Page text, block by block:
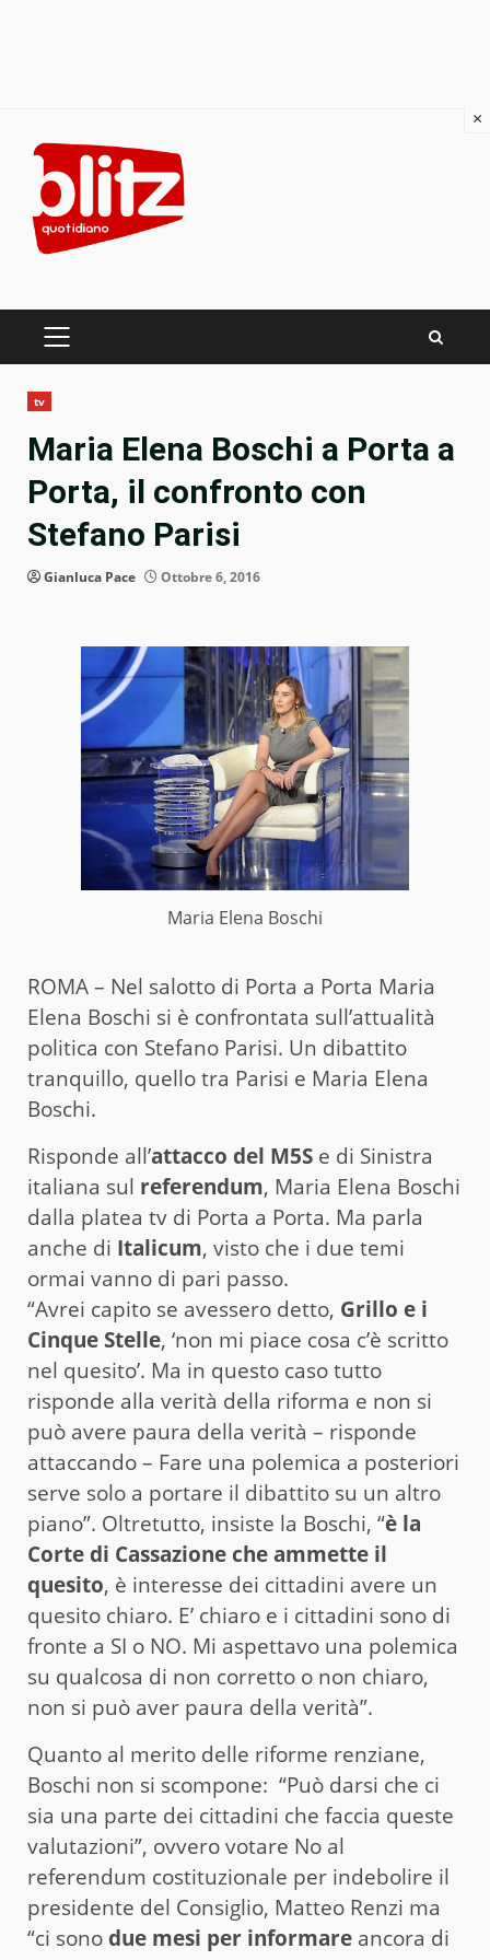
content
PRIMARY
tv
Maria Elena Boschi a Porta a
Porta, il confronto con
Stefano Parisi
Gianluca Pace Ottobre 6, 2016
Maria Elena Boschi
ROMA – Nel salotto di Porta a Porta Maria
Elena Boschi si è confrontata sull’attualità
politica con Stefano Parisi. Un dibattito
tranquillo, quello tra Parisi e Maria Elena
Boschi.
Risponde all’attacco del M5S e di Sinistra
italiana sul referendum, Maria Elena Boschi
dalla platea tv di Porta a Porta. Ma parla
anche di Italicum, visto che i due temi
ormai vanno di pari passo.
“Avrei capito se avessero detto, Grillo e i
Cinque Stelle, ‘non mi piace cosa c’è scritto
nel quesito’. Ma in questo caso tutto
risponde alla verità della riforma e non si
può avere paura della verità – risponde
attaccando – Fare una polemica a posteriori
serve solo a portare il dibattito su un altro
piano”. Oltretutto, insiste la Boschi, “è la
Corte di Cassazione che ammette il
quesito, è interesse dei cittadini avere un
quesito chiaro. E’ chiaro e i cittadini sono di
fronte a SI o NO. Mi aspettavo una polemica
su qualcosa di non corretto o non chiaro,
non si può aver paura della verità”.
Quanto al merito delle riforme renziane,
Boschi non si scompone: “Può darsi che ci
sia una parte dei cittadini che faccia queste
valutazioni”, ovvero votare No al
referendum costituzionale per indebolire il
presidente del Consiglio, Matteo Renzi ma
“ci sono due mesi per informare ancora di
×